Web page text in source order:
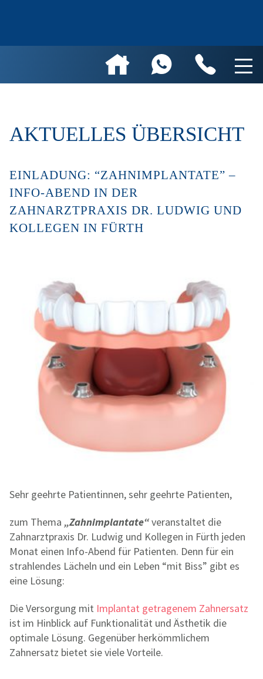
AKTUELLES ÜBERSICHT
EINLADUNG: “ZAHNIMPLANTATE” –
INFO-ABEND IN DER
ZAHNARZTPRAXIS DR. LUDWIG UND
KOLLEGEN IN FÜRTH
Sehr geehrte Patientinnen, sehr geehrte Patienten,
zum Thema „Zahnimplantate“veranstaltet die
Zahnarztpraxis Dr. Ludwig und Kollegen in Fürth jeden
Monat einen Info-Abend für Patienten. Denn für ein
strahlendes Lächeln und ein Leben “mit Biss” gibt es
eine Lösung:
Die Versorgung mit Implantat getragenem Zahnersatz
ist im Hinblick auf Funktionalität und Ästhetik die
optimale Lösung. Gegenüber herkömmlichem
Zahnersatz bietet sie viele Vorteile.